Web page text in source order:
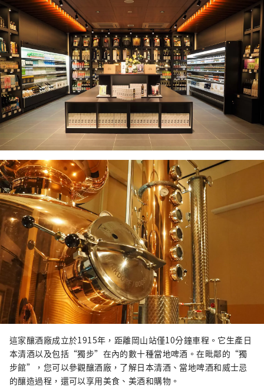
這家釀酒廠成立於1915年，距離岡山站僅10分鐘車程。它生產日
本清酒以及包括“獨步”在內的數十種當地啤酒。在毗鄰的“獨
步館”，您可以參觀釀酒廠，了解日本清酒、當地啤酒和威士忌
的釀造過程，還可以享用美食、美酒和購物。